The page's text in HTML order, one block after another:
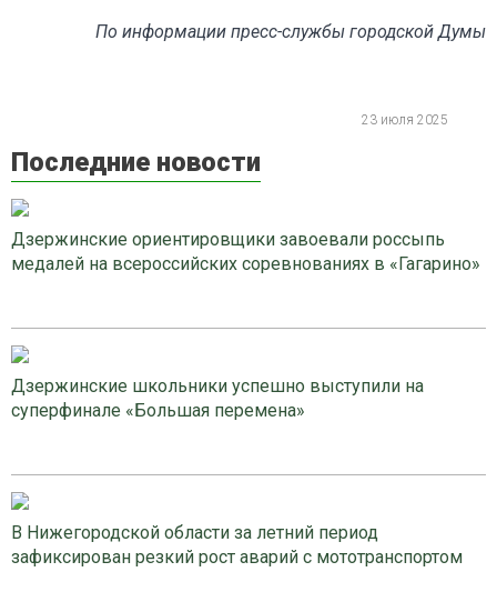
По информации пресс-службы городской Думы
23 июля 2025
Последние новости
Дзержинские ориентировщики завоевали россыпь
медалей на всероссийских соревнованиях в «Гагарино»
Дзержинские школьники успешно выступили на
суперфинале «Большая перемена»
В Нижегородской области за летний период
зафиксирован резкий рост аварий с мототранспортом